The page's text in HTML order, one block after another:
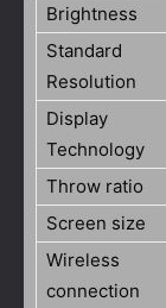
Brightness
Standard
Resolution
Display
Technology
Throw ratio
Screen size
Wireless
connection